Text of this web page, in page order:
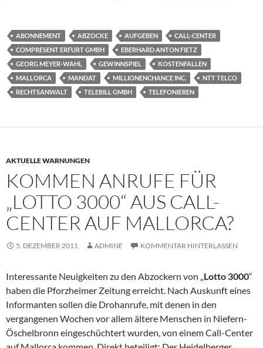
ABONNEMENT ABZOCKE AUFGEBEN
CALL-CENTER
COMPRESENT ERFURT GMBH
EBERHARD ANTON FIETZ
GEORG MEYER-WAHL
GEWINNSPIEL
KOSTENFALLEN
MALLORCA
MANDAT MILLIONENCHANCE INC.
NTT TELCO
RECHTSANWALT
TELEBILL GMBH TELEFONIEREN
AKTUELLE WARNUNGEN
KOMMEN ANRUFE FÜR
„LOTTO 3000“ AUS CALL-
CENTER AUF MALLORCA?
5. DEZEMBER 2011 ADMINE KOMMENTAR HINTERLASSEN
Interessante Neuigkeiten zu den Abzockern von „Lotto 3000“
haben die Pforzheimer Zeitung erreicht. Nach Auskunft eines
Informanten sollen die Drohanrufe, mit denen in den
vergangenen Wochen vor allem ältere Menschen in Niefern-
Öschelbronn eingeschüchtert wurden, von einem Call-Center